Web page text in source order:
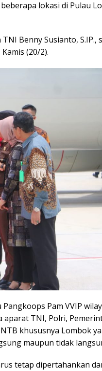
lokasi di Pulau
Benny Susianto, S.IP.,
(20/2).
Pam VVIP
aparat TNI, Polri,
khususnya Lombok
maupun tidak
tetap dipertahankan